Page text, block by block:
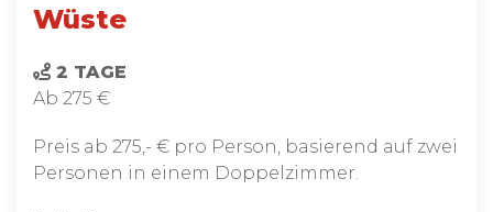
Wüste
2 TAGE
Ab 275 €
Preis ab 275,- € pro Person, basierend auf zwei
Personen in einem Doppelzimmer.